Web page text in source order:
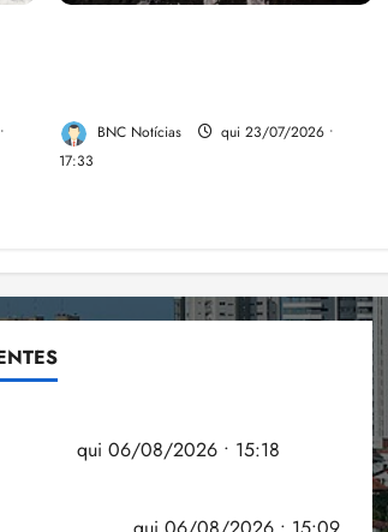
BNC Notícias
qui 23/07/2026 •
17:33
qui 06/08/2026 • 15:18